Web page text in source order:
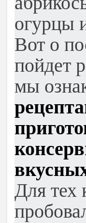
огурцы
Вот о
пойдет
мы
Для тех